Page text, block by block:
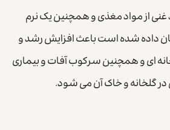
از مواد مغذی و همچنین یک نرم
داده شده است باعث افزایش رشد و
ای و همچنین سرکوب آفات و بیماری
در گلخانه و خاک آن می شود.